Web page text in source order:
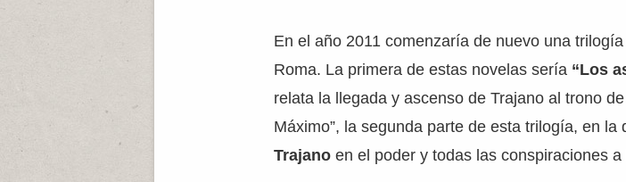
En el año 2011 comenzaría de nuevo una
Roma. La primera de estas novelas sería “Los
relata la llegada y ascenso de Trajano al trono
Máximo”, la segunda parte de esta trilogía, en
Trajano en el poder y todas las conspiraciones